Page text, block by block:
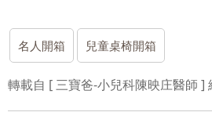
名人開箱 兒童桌椅開箱
轉載自 [三寶爸-小兒科陳映庄醫師 ]